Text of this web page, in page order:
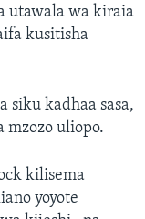
utawala wa kiraia
kusitisha
siku kadhaa sasa,
uliopo.
kilisema
yoyote